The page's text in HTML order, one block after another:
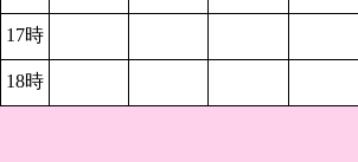
17時
18時